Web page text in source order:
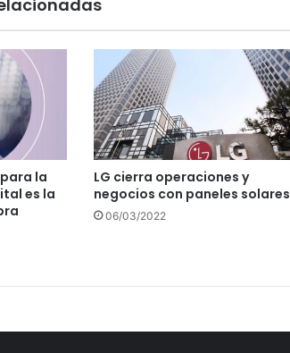
la
es la
LG cierra operaciones y
negocios con paneles solares
06/03/2022